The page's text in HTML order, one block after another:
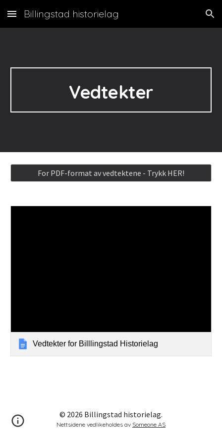
Skip to main content Skip to navigation
Billingstad historielag
Vedtekter
For PDF-format av vedtektene - Trykk HER!
Vedtekter for Billlingstad Historielag
© 2026 Billingstad historielag.
Nettsidene vedlikeholdes av Someone AS